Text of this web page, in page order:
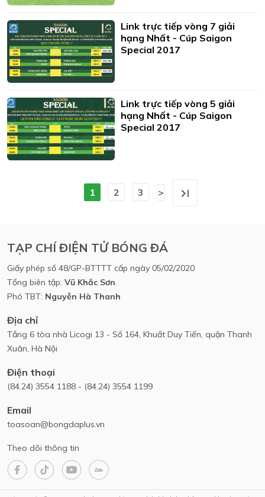
Link trực tiếp vòng 7 giải
hạng Nhất - Cúp Saigon
Special 2017
Link trực tiếp vòng 5 giải
hạng Nhất - Cúp Saigon
Special 2017
1 2 3 >
TẠP CHÍ ĐIỆN TỬ BÓNG ĐÁ
Giấy phép số 48/GP-BTTTT cấp ngày 05/02/2020
Tổng biên tập: Vũ Khắc Sơn
Phó TBT: Nguyễn Hà Thanh
Địa chỉ
Tầng 6 tòa nhà Licogi 13 - Số 164, Khuất Duy Tiến, quận Thanh
Xuân, Hà Nội
Điện thoại
(84.24) 3554 1188 - (84.24) 3554 1199
Email
toasoan@bongdaplus.vn
Theo dõi thông tin